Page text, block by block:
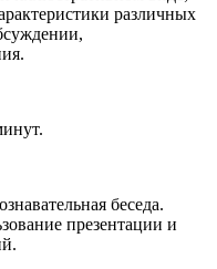
различных
беседа.
презентации и